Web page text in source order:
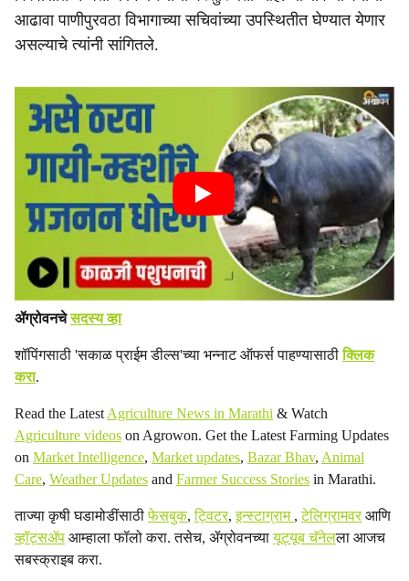
आढावा पाणीपुरवठा विभागाच्या सचिवांच्या उपस्थितीत घेण्यात येणार
असल्याचे त्यांनी सांगितले.
ॲग्रोवनचेसदस्य व्हा
शॉपिंगसाठी 'सकाळ प्राईम डील्स'च्या भन्नाट ऑफर्स पाहण्यासाठीक्लिक
करा.
Read the Latest Agriculture News in Marathi & Watch
Agriculture videos on Agrowon. Get the Latest Farming Updates
on Market Intelligence, Market updates, Bazar Bhav, Animal
Care, Weather Updates and Farmer Success Stories in Marathi.
ताज्या कृषी घडामोडींसाठीफेसबुक,ट्विटर,इन्स्टाग्राम ,टेलिग्रामवरआणि
व्हॉट्सॲप आम्हाला फॉलो करा. तसेच, ॲग्रोवनच्यायूट्यूब चॅनेलला आजच
सबस्क्राइब करा.